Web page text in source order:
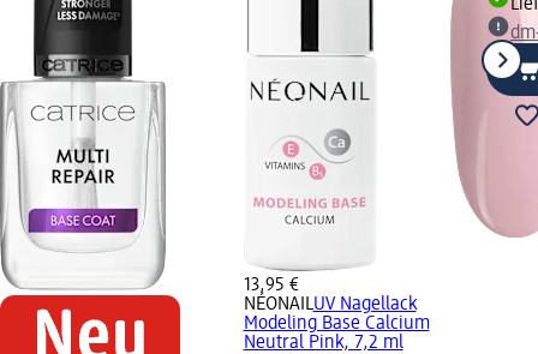
13,95 €
NÉONAILUV Nagellack
Modeling Base Calcium
Neutral Pink, 7,2 ml